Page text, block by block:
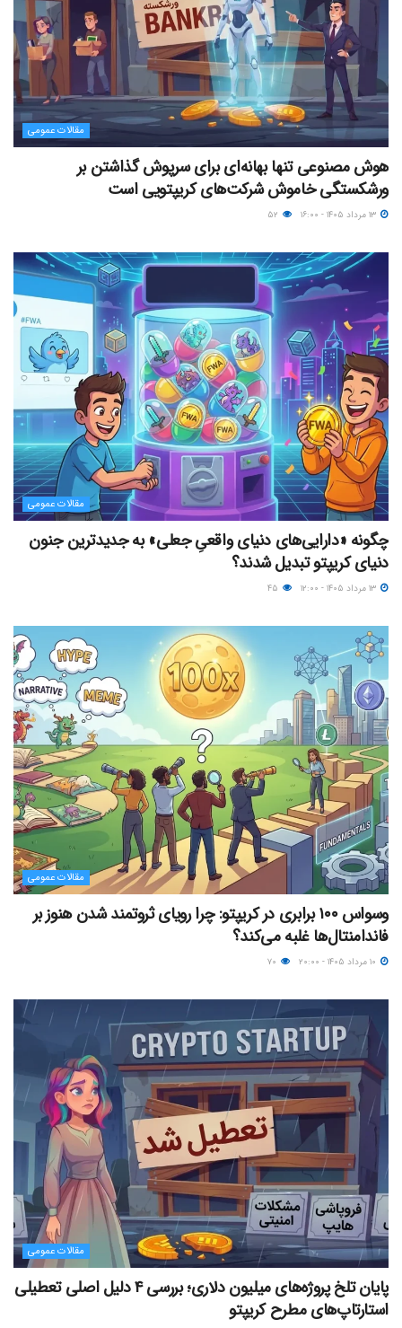
مقالات عمومی
هوش مصنوعی تنها بهانه‌ای برای سرپوش گذاشتن بر
ورشکستگی خاموش شرکت‌های کریپتویی است
مقالات عمومی
چگونه «دارایی‌های دنیای واقعیِ جعلی» به جدیدترین جنون
دنیای کریپتو تبدیل شدند؟
مقالات عمومی
وسواس ۱۰۰ برابری در کریپتو: چرا رویای ثروتمند شدن هنوز بر
فاندامنتال‌ها غلبه می‌کند؟
مقالات عمومی
پایان تلخ پروژه‌های میلیون دلاری؛ بررسی ۴ دلیل اصلی تعطیلی
استارتاپ‌های مطرح کریپتو